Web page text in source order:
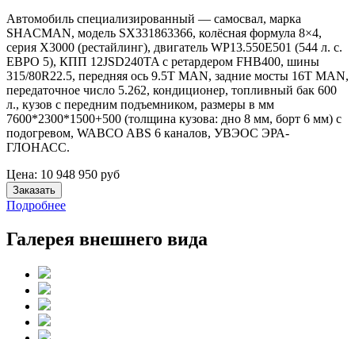
Автомобиль специализированный — самосвал, марка
SHACMAN, модель SX331863366, колёсная формула 8×4,
серия X3000 (рестайлинг), двигатель WP13.550E501 (544 л. с.
ЕВРО 5), КПП 12JSD240TA с ретардером FHB400, шины
315/80R22.5, передняя ось 9.5T MAN, задние мосты 16T MAN,
передаточное число 5.262, кондиционер, топливный бак 600
л., кузов с передним подъемником, размеры в мм
7600*2300*1500+500 (толщина кузова: дно 8 мм, борт 6 мм) с
подогревом, WABCO ABS 6 каналов, УВЭОС ЭРА-
ГЛОНАСС.
Цена: 10 948 950 руб
Заказать
Подробнее
Галерея внешнего вида